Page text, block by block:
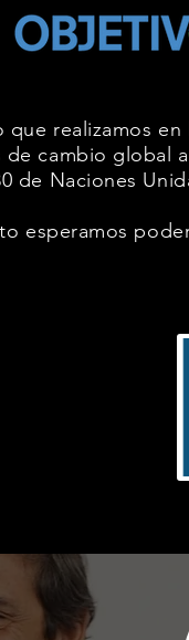
realizamos
cambio global
de Naciones
esperamos